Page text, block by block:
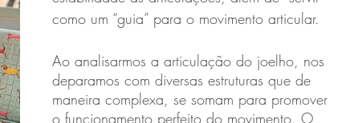
como um “guia” para o movimento articular.
Ao analisarmos a articulação do joelho, nos
deparamos com diversas estruturas que de
maneira complexa, se somam para promover
o funcionamento perfeito do movimento. O